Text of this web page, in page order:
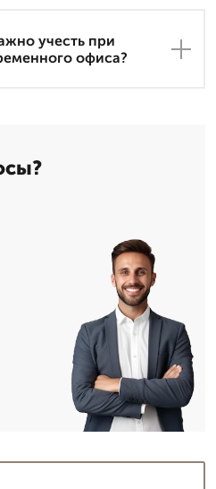
учесть при
офиса?